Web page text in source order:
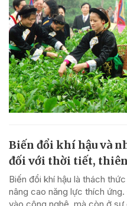
Biến đổi khí hậu và
đối với thời tiết,
Biến đổi khí hậu là thách
nâng cao năng lực thích